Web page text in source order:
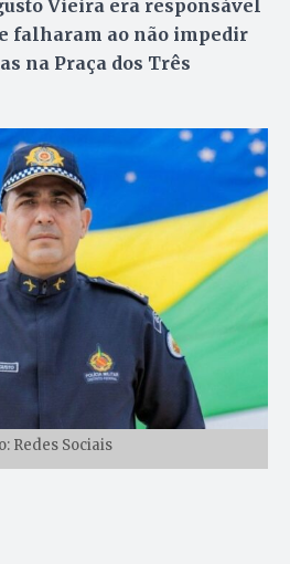
Vieira era responsável
falharam ao não impedir
na Praça dos Três
Redes Sociais